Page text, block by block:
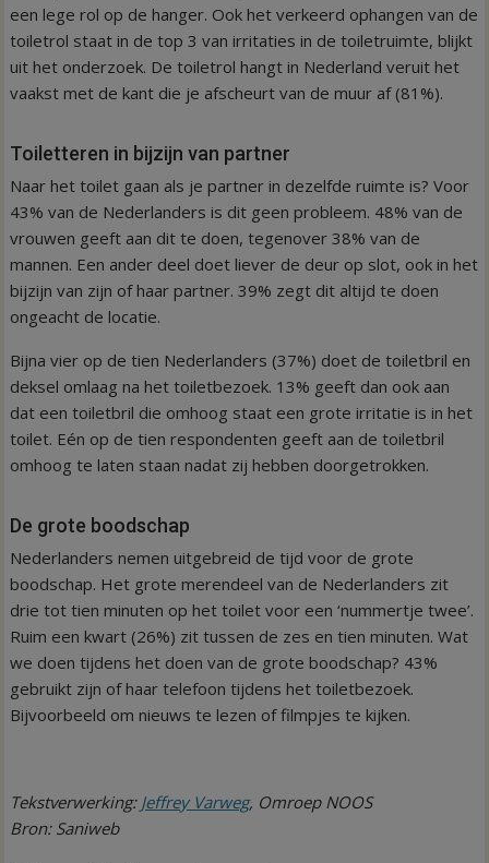
een lege rol op de hanger. Ook het verkeerd ophangen van de
toiletrol staat in de top 3 van irritaties in de toiletruimte, blijkt
uit het onderzoek. De toiletrol hangt in Nederland veruit het
vaakst met de kant die je afscheurt van de muur af (81%).
Toiletteren in bijzijn van partner
Naar het toilet gaan als je partner in dezelfde ruimte is? Voor
43% van de Nederlanders is dit geen probleem. 48% van de
vrouwen geeft aan dit te doen, tegenover 38% van de
mannen. Een ander deel doet liever de deur op slot, ook in het
bijzijn van zijn of haar partner. 39% zegt dit altijd te doen
ongeacht de locatie.
Bijna vier op de tien Nederlanders (37%) doet de toiletbril en
deksel omlaag na het toiletbezoek. 13% geeft dan ook aan
dat een toiletbril die omhoog staat een grote irritatie is in het
toilet. Eén op de tien respondenten geeft aan de toiletbril
omhoog te laten staan nadat zij hebben doorgetrokken.
De grote boodschap
Nederlanders nemen uitgebreid de tijd voor de grote
boodschap. Het grote merendeel van de Nederlanders zit
drie tot tien minuten op het toilet voor een ‘nummertje twee’.
Ruim een kwart (26%) zit tussen de zes en tien minuten. Wat
we doen tijdens het doen van de grote boodschap? 43%
gebruikt zijn of haar telefoon tijdens het toiletbezoek.
Bijvoorbeeld om nieuws te lezen of filmpjes te kijken.
Tekstverwerking: Jeffrey Varweg, Omroep NOOS
Bron: Saniweb